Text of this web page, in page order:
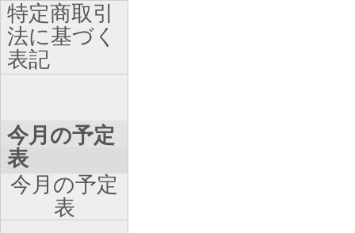
特定商取引
法に基づく
表記
今月の予定
表
今月の予定
表